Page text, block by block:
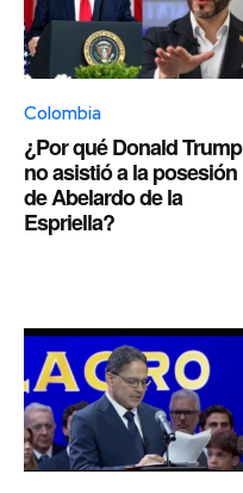
Colombia
¿Por qué Donald Trump
no asistió a la posesión
de Abelardo de la
Espriella?